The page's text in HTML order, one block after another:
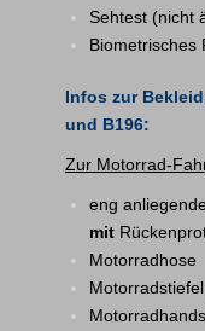
Sehtest (nicht
Biometrisches
Infos zur
und B196:
Zur Motorrad-
eng
mit
Motorradhose